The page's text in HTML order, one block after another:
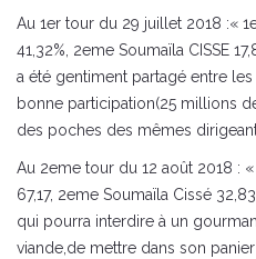
Au 1er tour du 29 juillet 2018 :«
41,32%, 2eme Soumaïla CISSE
a été gentiment partagé entre
bonne participation(25 millions
des poches des mêmes
Au 2eme tour du 12 août 2018 :
67,17, 2eme Soumaïla Cissé
qui pourra interdire à un
viande,de mettre dans son